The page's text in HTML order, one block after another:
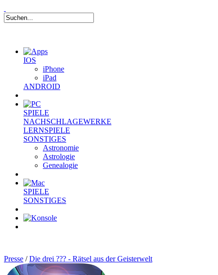
IOS
iPhone
iPad
ANDROID
SPIELE
NACHSCHLAGEWERKE
LERNSPIELE
SONSTIGES
Astronomie
Astrologie
Genealogie
SPIELE
SONSTIGES
Presse /Die drei ??? - Rätsel aus der Geisterwelt